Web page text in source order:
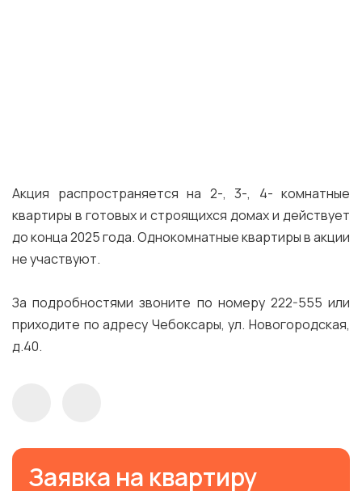
Акция распространяется на 2-, 3-, 4- комнатные
квартиры в готовых и строящихся домах и действует
до конца 2025 года. Однокомнатные квартиры в акции
не участвуют.
За подробностями звоните по номеру 222-555 или
приходите по адресу Чебоксары, ул. Новогородская,
д.40.
Заявка на квартиру